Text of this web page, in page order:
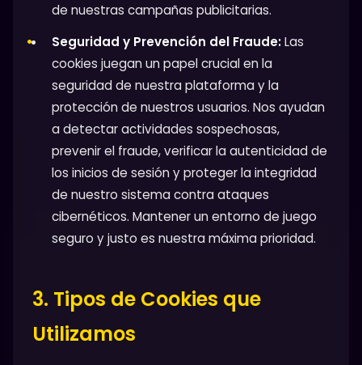
de nuestras campañas publicitarias.
Seguridad y Prevención del Fraude:Las
cookies juegan un papel crucial en la
seguridad de nuestra plataforma y la
protección de nuestros usuarios. Nos ayudan
a detectar actividades sospechosas,
prevenir el fraude, verificar la autenticidad de
los inicios de sesión y proteger la integridad
de nuestro sistema contra ataques
cibernéticos. Mantener un entorno de juego
seguro y justo es nuestra máxima prioridad.
3. Tipos de Cookies que
Utilizamos